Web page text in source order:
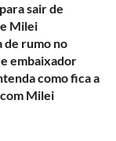
sair de
Milei
de rumo no
embaixador
como fica a
Milei